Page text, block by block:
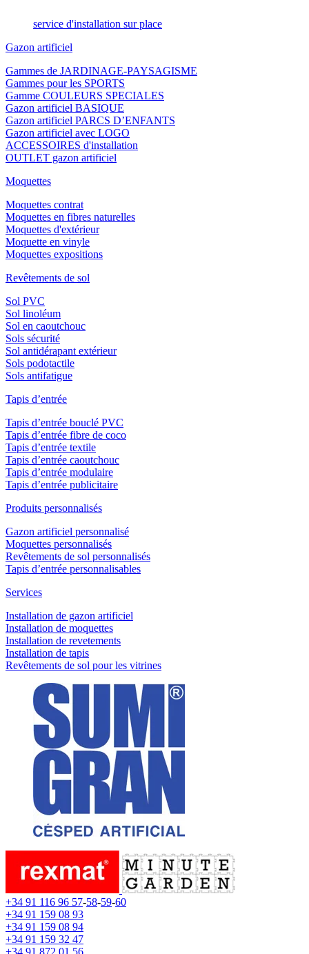
service d'installation sur place
Gazon artificiel
Gammes de JARDINAGE-PAYSAGISME
Gammes pour les SPORTS
Gamme COULEURS SPECIALES
Gazon artificiel BASIQUE
Gazon artificiel PARCS D’ENFANTS
Gazon artificiel avec LOGO
ACCESSOIRES d'installation
OUTLET gazon artificiel
Moquettes
Moquettes contrat
Moquettes en fibres naturelles
Moquettes d'extérieur
Moquette en vinyle
Moquettes expositions
Revêtements de sol
Sol PVC
Sol linoléum
Sol en caoutchouc
Sols sécurité
Sol antidérapant extérieur
Sols podotactile
Sols antifatigue
Tapis d’entrée
Tapis d’entrée bouclé PVC
Tapis d’entrée fibre de coco
Tapis d’entrée textile
Tapis d’entrée caoutchouc
Tapis d’entrée modulaire
Tapis d’entrée publicitaire
Produits personnalisés
Gazon artificiel personnalisé
Moquettes personnalisés
Revêtements de sol personnalisés
Tapis d’entrée personnalisables
Services
Installation de gazon artificiel
Installation de moquettes
Installation de revetements
Installation de tapis
Revêtements de sol pour les vitrines
+34 91 116 96 57-58-59-60
+34 91 159 08 93
+34 91 159 08 94
+34 91 159 32 47
+34 91 872 01 56